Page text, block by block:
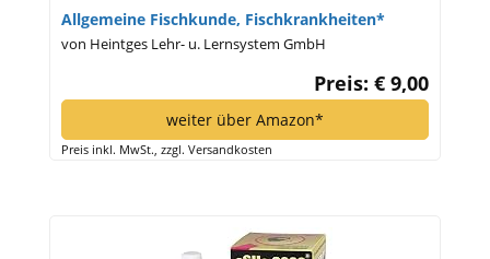
Allgemeine Fischkunde, Fischkrankheiten*
von Heintges Lehr- u. Lernsystem GmbH
Preis: € 9,00
weiter über Amazon*
Preis inkl. MwSt., zzgl. Versandkosten